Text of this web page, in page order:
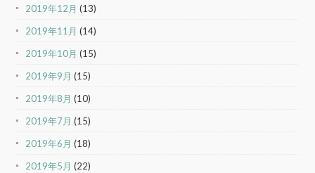
2019年12月 (13)
2019年11月 (14)
2019年10月 (15)
2019年9月 (15)
2019年8月 (10)
2019年7月 (15)
2019年6月 (18)
2019年5月 (22)